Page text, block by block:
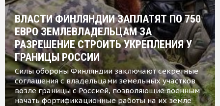
ВЛАСТИ ФИНЛЯНДИИ ЗАПЛАТЯТ ПО 750
ЕВРО ЗЕМЛЕВЛАДЕЛЬЦАМ ЗА
РАЗРЕШЕНИЕ СТРОИТЬ УКРЕПЛЕНИЯ У
ГРАНИЦЫ РОССИИ
Силы обороны Финляндии заключают секретные
соглашения с владельцами земельных участков
возле границы с Россией, позволяющие военным
начать фортификационные работы на их земле